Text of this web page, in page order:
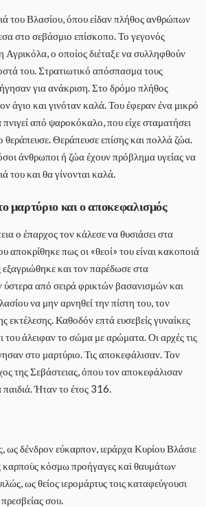
του Βλασίου, όπου είδαν πλήθος ανθρώπων
στο σεβάσμιο επίσκοπο. Το γεγονός
Αγρικόλα, ο οποίος διέταξε να συλληφθούν
του. Στρατιωτικό απόσπασμα τους
για ανάκριση. Στο δρόμο πλήθος
άγιο και γινόταν καλά. Του έφεραν ένα μικρό
πνιγεί από ψαροκόκαλο, που είχε σταματήσει
θεράπευσε. Θεράπευσε επίσης και πολλά ζώα.
άνθρωποι ή ζώα έχουν πρόβλημα υγείας να
του και θα γίνονται καλά.
μαρτύριο και ο αποκεφαλισμός
ο έπαρχος τον κάλεσε να θυσιάσει στα
αποκρίθηκε πως οι «θεοί» του είναι κακοποιά
και τον παρέδωσε στα
ύστερα από σειρά φρικτών βασανισμών και
να μην αρνηθεί την πίστη του, τον
εκτέλεσης. Καθοδόν επτά ευσεβείς γυναίκες
του άλειφαν το σώμα με αρώματα. Οι αρχές τις
στο μαρτύριο. Τις αποκεφάλισαν. Τον
της Σεβάστειας, όπου τον αποκεφάλισαν
παιδιά. Ήταν το έτος 316.
δένδρον εύκαρπον, ιεράρχα Κυρίου Βλάσιε
καρποὺς κόσμω προήγαγες καὶ θαυμάτων
ως θείος ιερομάρτυς τοις καταφεύγουσι
σου.